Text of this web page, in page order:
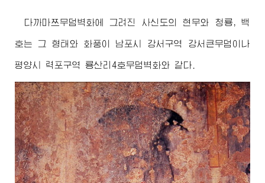
다까마쯔무덤벽화에 그려진 사신도의 현무와 청룡, 백
호는 그 형태와 화풍이 남포시 강서구역 강서큰무덤이나
평양시 력포구역 룡산리4호무덤벽화와 같다.